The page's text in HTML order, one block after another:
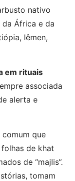
nativo
África e da
Iêmen,
em rituais
associada
alerta e
que
de khat
de “majlis”.
tomam